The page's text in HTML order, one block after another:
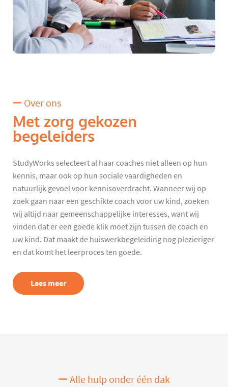
Over ons
Met zorg gekozen
begeleiders
StudyWorks selecteert al haar coaches niet alleen op hun
kennis, maar ook op hun sociale vaardigheden en
natuurlijk gevoel voor kennisoverdracht. Wanneer wij op
zoek gaan naar een geschikte coach voor uw kind, zoeken
wij altijd naar gemeenschappelijke interesses, want wij
vinden dat er een goede klik moet zijn tussen de coach en
uw kind. Dat maakt de huiswerkbegeleiding nog plezieriger
en dat komt het leerproces ten goede.
Lees meer
Alle hulp onder één dak